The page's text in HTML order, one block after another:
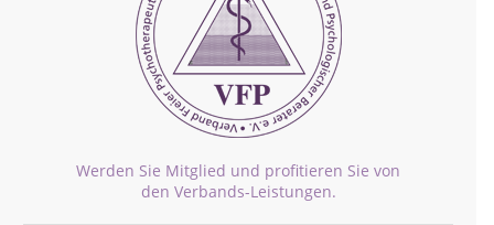
Werden Sie Mitglied und profitieren Sie von
den Verbands-Leistungen.